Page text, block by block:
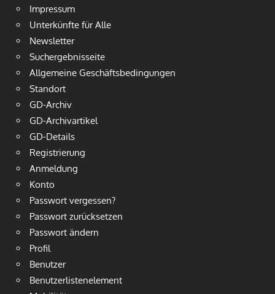
Impressum
Unterkünfte für Alle
Newsletter
Suchergebnisseite
Allgemeine Geschäftsbedingungen
Standort
GD-Archiv
GD-Archivartikel
GD-Details
Registrierung
Anmeldung
Konto
Passwort vergessen?
Passwort zurücksetzen
Passwort ändern
Profil
Benutzer
Benutzerlistenelement